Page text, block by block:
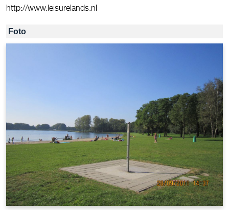
http://www.leisurelands.nl
Foto